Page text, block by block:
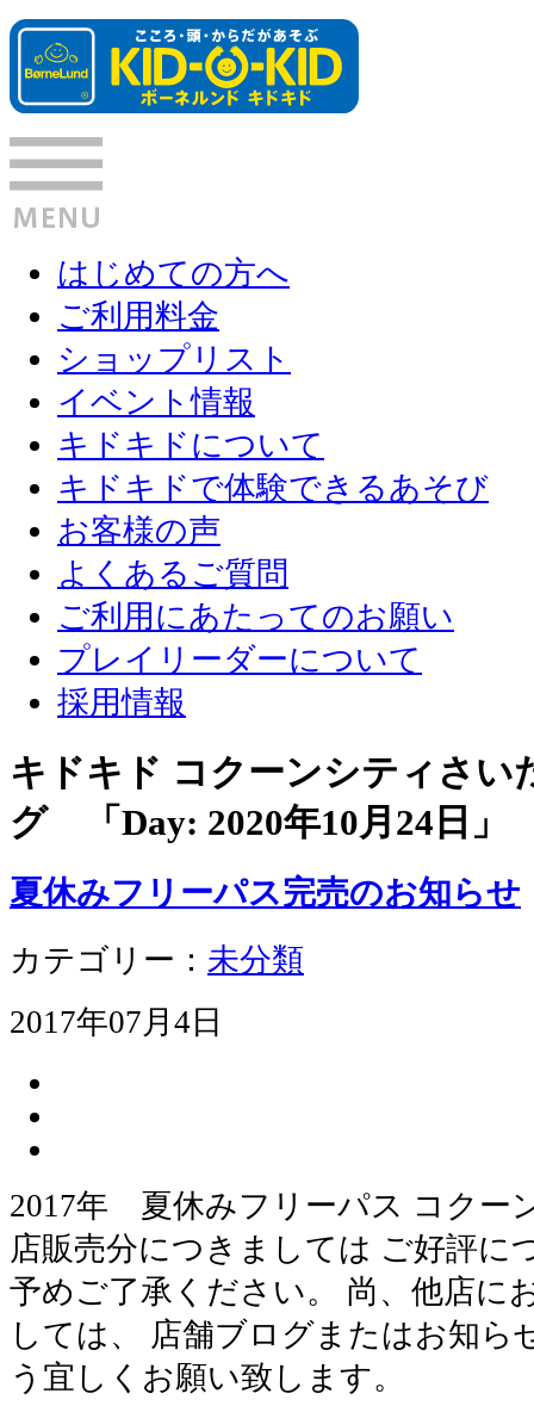
はじめての方へ
ご利用料金
ショップリスト
イベント情報
キドキドについて
キドキドで体験できるあそび
お客様の声
よくあるご質問
ご利用にあたってのお願い
プレイリーダーについて
採用情報
キドキド コクーンシティさい
グ 「Day: 2020年10月24日 」
夏休みフリーパス完売のお知らせ
カテゴリー： 未分類
2017年07月4日
2017年 夏休みフリーパス コクー
店販売分につきましては ご好評に
予めご了承ください。 尚、他店に
しては、 店舗ブログまたはお知ら
う宜しくお願い致します。